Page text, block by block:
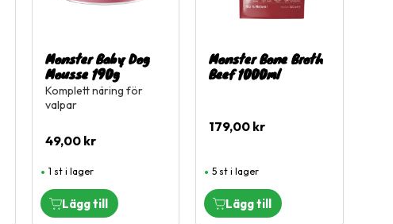
Monster Baby Dog
Mousse 190g
Komplett näring för
valpar
49,00kr
1 st i lager
Monster Bone Broth
Beef 1000ml
179,00 kr
5 st i lager